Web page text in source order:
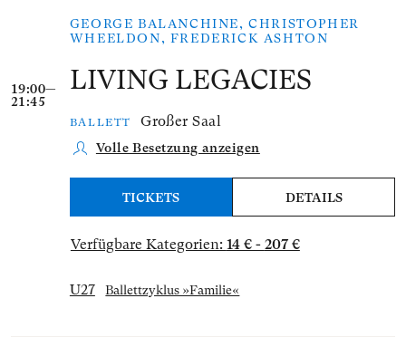
19:00—
21:45
GEORGE BALANCHINE, CHRISTOPHER
WHEELDON, FREDERICK ASHTON
LIVING LEGACIES
BALLETT Großer Saal
Volle Besetzung anzeigen
TICKETS DETAILS
Verfügbare Kategorien: 14 € - 207 €
U27 Ballettzyklus »Familie«